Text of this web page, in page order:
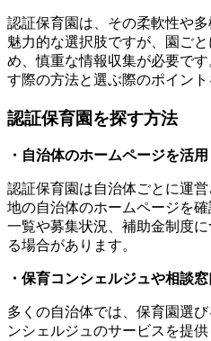
認証保育園は、その柔軟性や
魅力的な選択肢ですが、園ご
め、慎重な情報収集が必要で
す際の方法と選ぶ際のポイント
認証保育園を探す方法
・自治体のホームページを活用
認証保育園は自治体ごとに運
地の自治体のホームページを
一覧や募集状況、補助金制度
る場合があります。
・保育コンシェルジュや相談
多くの自治体では、保育園選
ンシェルジュのサービスを提